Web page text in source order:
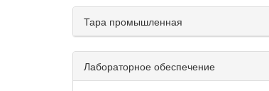
Тара промышленная
Лабораторное обеспечение